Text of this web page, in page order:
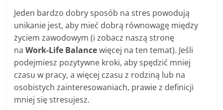
Jeden bardzo dobry sposób na stres powodują
unikanie jest, aby mieć dobrą równowagę między
życiem zawodowym (i zobacz naszą stronę
naWork-Life Balancewięcej na ten temat). Jeśli
podejmiesz pozytywne kroki, aby spędzić mniej
czasu w pracy, a więcej czasu z rodziną lub na
osobistych zainteresowaniach, prawie z definicji
mniej się stresujesz.